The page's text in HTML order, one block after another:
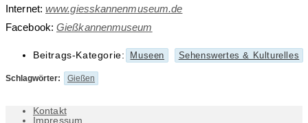
Internet: www.giesskannenmuseum.de
Facebook: Gießkannenmuseum
Beitrags-Kategorie: Museen Sehenswertes & Kulturelles
Schlagwörter: Gießen
Kontakt
Impressum